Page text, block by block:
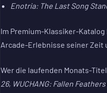
Enotria: The Last Song
Im Premium-Klassiker-Katalog
Arcade-Erlebnisse seiner Zeit
Wer die laufenden Monats-
26, WUCHANG: Fallen Feathers